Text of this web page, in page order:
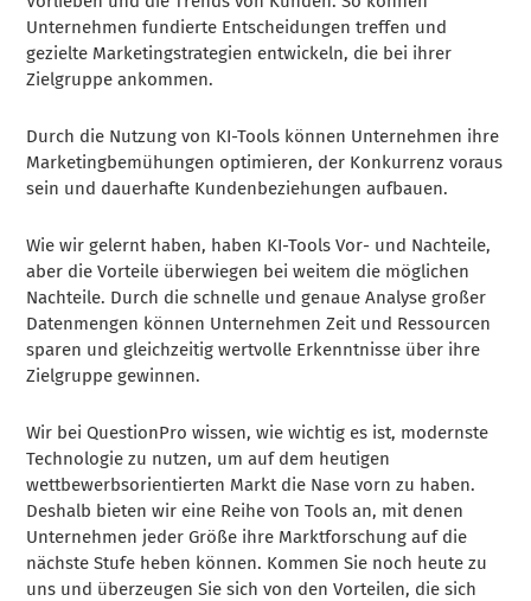
Unternehmen fundierte Entscheidungen treffen und
gezielte Marketingstrategien entwickeln, die bei ihrer
Zielgruppe ankommen.
Durch die Nutzung von KI-Tools können Unternehmen ihre
Marketingbemühungen optimieren, der Konkurrenz voraus
sein und dauerhafte Kundenbeziehungen aufbauen.
Wie wir gelernt haben, haben KI-Tools Vor- und Nachteile,
aber die Vorteile überwiegen bei weitem die möglichen
Nachteile. Durch die schnelle und genaue Analyse großer
Datenmengen können Unternehmen Zeit und Ressourcen
sparen und gleichzeitig wertvolle Erkenntnisse über ihre
Zielgruppe gewinnen.
Wir bei QuestionPro wissen, wie wichtig es ist, modernste
Technologie zu nutzen, um auf dem heutigen
wettbewerbsorientierten Markt die Nase vorn zu haben.
Deshalb bieten wir eine Reihe von Tools an, mit denen
Unternehmen jeder Größe ihre Marktforschung auf die
nächste Stufe heben können. Kommen Sie noch heute zu
uns und überzeugen Sie sich von den Vorteilen, die sich